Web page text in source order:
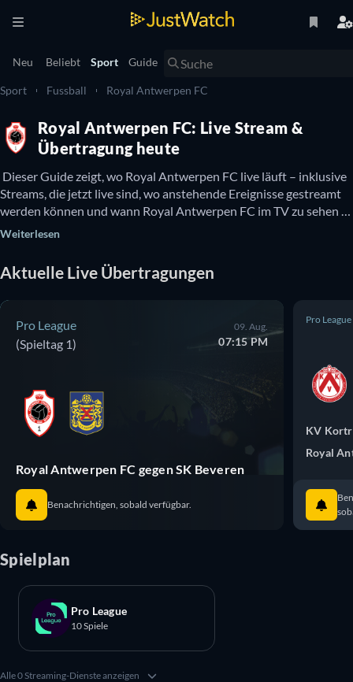
Neu Beliebt Sport Guide
Sport Fussball Royal Antwerpen FC
Royal Antwerpen FC: Live Stream &
Übertragung heute
Dieser Guide zeigt, wo Royal Antwerpen FC live läuft – inklusive
Streams, die jetzt live sind, wo anstehende Ereignisse gestreamt
werden können und wann Royal Antwerpen FC im TV zu sehen
ist. Hier gibt es auch Infos dazu, ob Royal Antwerpen FC
Weiterlesen
Aktuelle Live Übertragungen
Pro League
(Spieltag 1)
09. Aug.
07:15 PM
Royal Antwerpen FC gegen SK Beveren
Benachrichtigen, sobald verfügbar.
Pro League
KV
Royal
Spielplan
Pro League
10 Spiele
Alle 0 Streaming-Dienste anzeigen